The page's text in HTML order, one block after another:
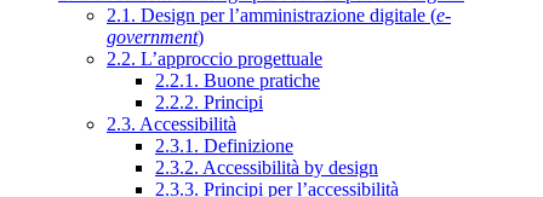
2.1. Design per l’amministrazione digitale (e-
government)
2.2. L’approccio progettuale
2.2.1. Buone pratiche
2.2.2. Principi
2.3. Accessibilità
2.3.1. Definizione
2.3.2. Accessibilità by design
2.3.3. Principi per l’accessibilità